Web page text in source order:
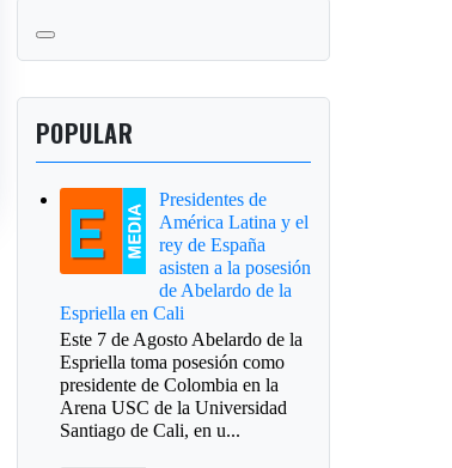
POPULAR
Presidentes de
América Latina y el
rey de España
asisten a la posesión
de Abelardo de la
Espriella en Cali
Este 7 de Agosto Abelardo de la
Espriella toma posesión como
presidente de Colombia en la
Arena USC de la Universidad
Santiago de Cali, en u...